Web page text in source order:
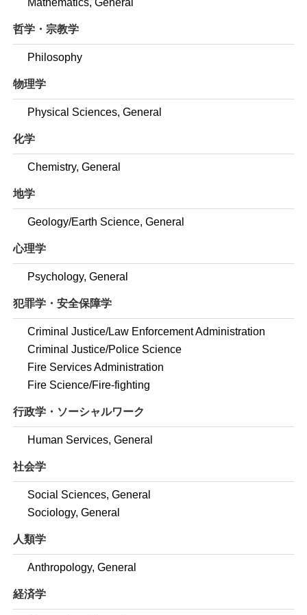
哲学・宗教学
Philosophy
物理学
Physical Sciences, General
化学
Chemistry, General
地学
Geology/Earth Science, General
心理学
Psychology, General
犯罪学・安全保障学
Criminal Justice/Law Enforcement Administration
Criminal Justice/Police Science
Fire Services Administration
Fire Science/Fire-fighting
行政学・ソーシャルワーク
Human Services, General
社会学
Social Sciences, General
Sociology, General
人類学
Anthropology, General
経済学